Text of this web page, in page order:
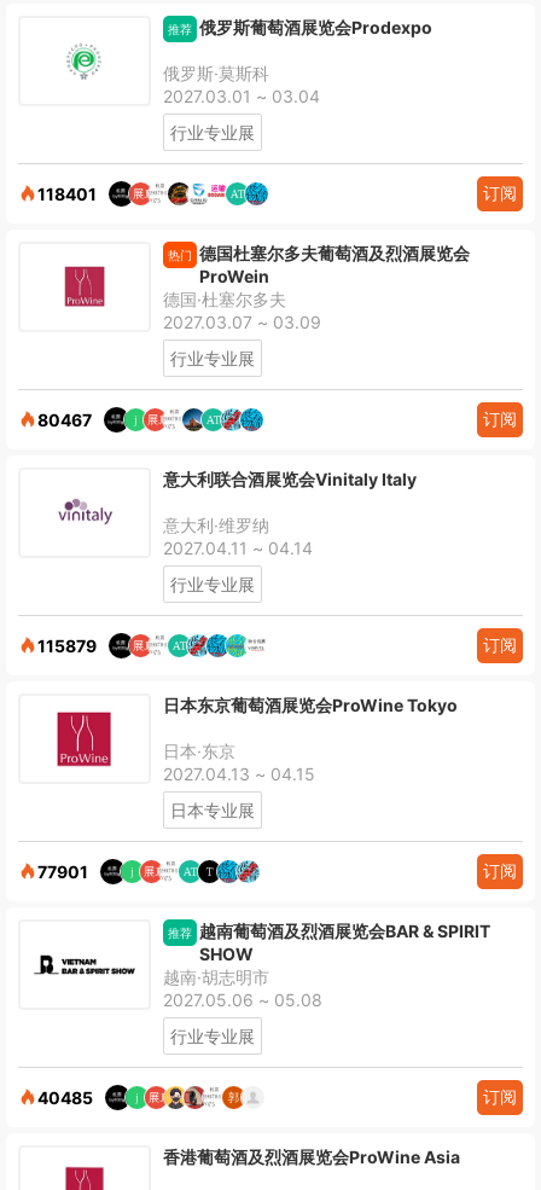
推荐 俄罗斯葡萄酒展览会Prodexpo
俄罗斯·莫斯科
2027.03.01 ~ 03.04
行业专业展
118401 订阅
热门 德国杜塞尔多夫葡萄酒及烈酒展览会
ProWein
德国·杜塞尔多夫
2027.03.07 ~ 03.09
行业专业展
80467 订阅
意大利联合酒展览会Vinitaly Italy
意大利·维罗纳
2027.04.11 ~ 04.14
行业专业展
115879 订阅
日本东京葡萄酒展览会ProWine Tokyo
日本·东京
2027.04.13 ~ 04.15
日本专业展
77901 订阅
推荐 越南葡萄酒及烈酒展览会BAR & SPIRIT
SHOW
越南·胡志明市
2027.05.06 ~ 05.08
行业专业展
40485 订阅
香港葡萄酒及烈酒展览会ProWine Asia